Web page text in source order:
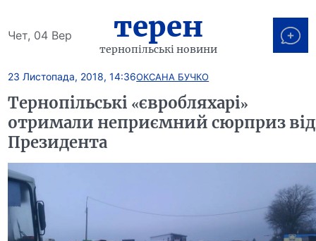
Чет, 04 Вер терен
тернопільські новини
23 Листопада, 2018, 14:36ОКСАНА БУЧКО
Тернопільські «євробляхарі»
отримали неприємний сюрприз від
Президента